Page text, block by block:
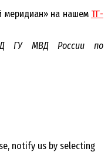
меридиан» на нашем ТГ-
ГУ МВД России по
notify us by selecting